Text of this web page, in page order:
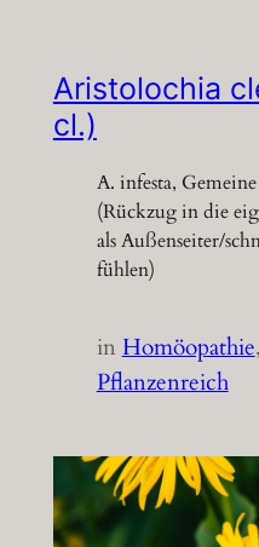
Aristolochia
cl.)
A. infesta,
(Rückzug in die
als Außenseiter/
fühlen)
inHomöopathie
Pflanzenreich